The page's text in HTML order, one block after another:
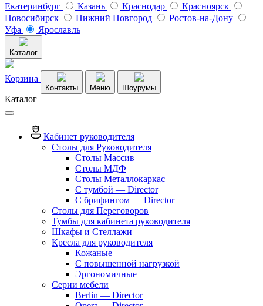
Екатеринбург
Казань Краснодар
Красноярск
Новосибирск
Нижний Новгород
Ростов-на-Дону
Уфа
Ярославль
Каталог
Корзина
Контакты Меню Шоурумы
Каталог
Кабинет руководителя
Столы для Руководителя
Столы Массив
Столы МДФ
Столы Металлокаркас
С тумбой — Director
C брифингом — Director
Столы для Переговоров
Тумбы для кабинета руководителя
Шкафы и Стеллажи
Кресла для руководителя
Кожаные
С повышенной нагрузкой
Эргономичные
Серии мебели
Berlin — Director